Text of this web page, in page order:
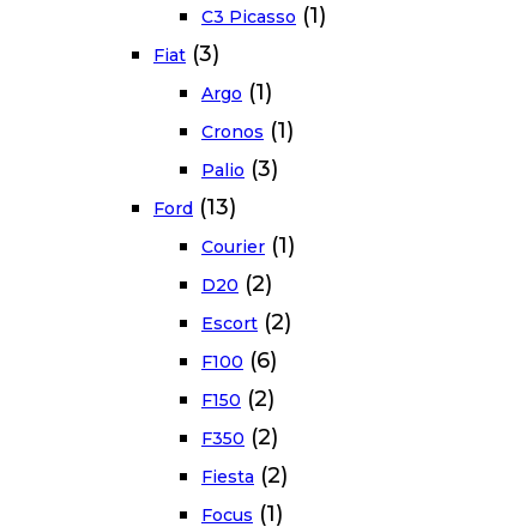
C3 Picasso (1)
Fiat (3)
Argo (1)
Cronos (1)
Palio (3)
Ford (13)
Courier (1)
D20 (2)
Escort (2)
F100 (6)
F150 (2)
F350 (2)
Fiesta (2)
Focus (1)